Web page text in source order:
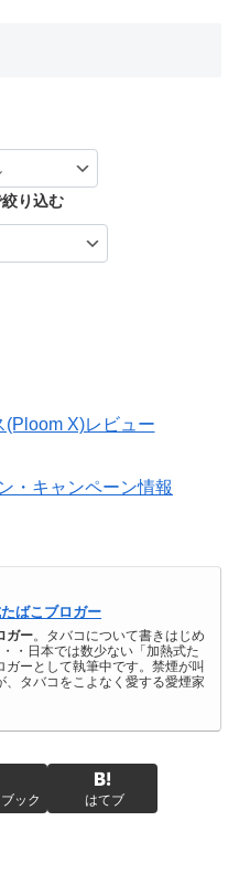
り込む
ばこブロガー
ガー。タバコについて書きはじめ
・日本では数少ない「加熱式た
ガーとして執筆中です。禁煙が叫
、タバコをこよなく愛する愛煙家
ック はてブ